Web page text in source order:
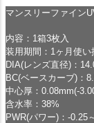
マンスリーファイン
内容：1箱3枚入
装用期間：1ヶ月使い
DIA(レンズ直径)：
BC(ベースカーブ)：
中心厚：0.08mm(-
含水率：38%
PWR(パワー)：-0.25